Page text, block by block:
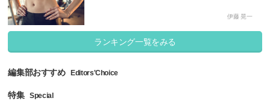
伊藤 晃一
ランキング一覧をみる
編集部おすすめ Editors'Choice
特集 Special